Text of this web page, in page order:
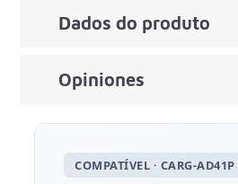
Dados do produto
Opiniones
COMPATÍVEL · CARG-AD41P